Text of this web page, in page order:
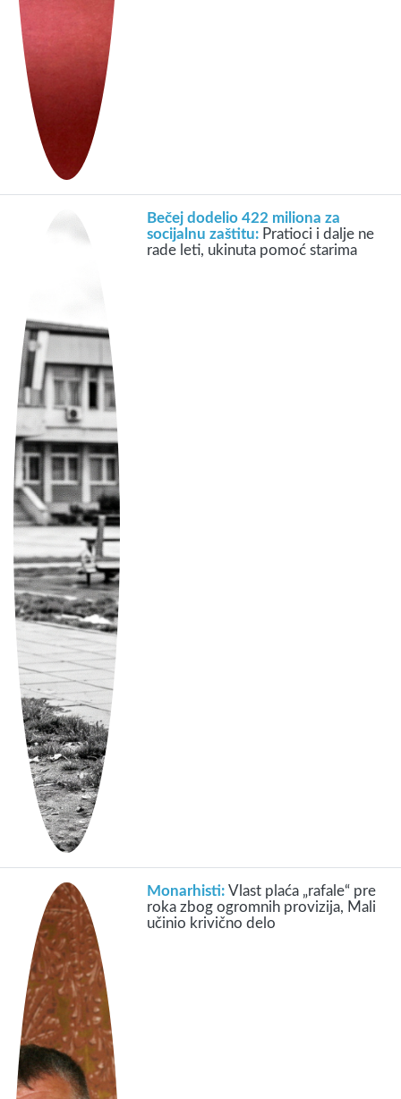
Bečej dodelio 422 miliona za
socijalnu zaštitu: Pratioci i dalje ne
rade leti, ukinuta pomoć starima
Monarhisti:Vlast plaća „rafale“ pre
roka zbog ogromnih provizija, Mali
učinio krivično delo